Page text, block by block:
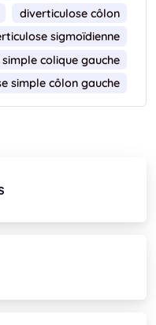
diverticulose côlon
sigmoïdienne
colique gauche
simple côlon gauche